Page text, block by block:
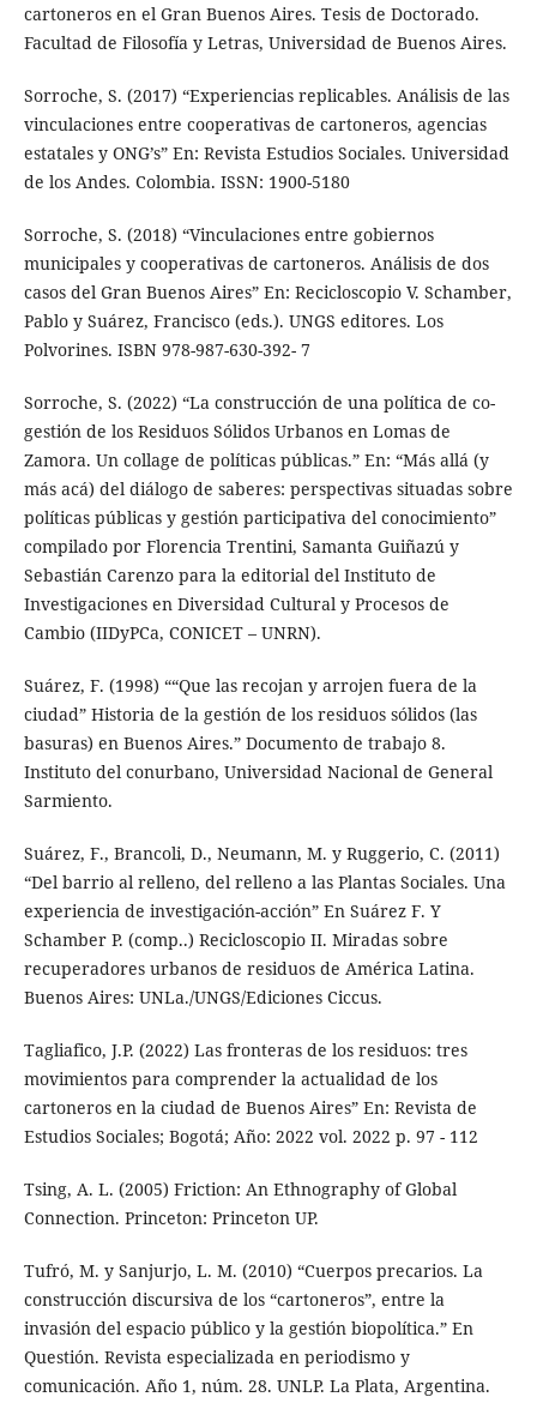
cartoneros en el Gran Buenos Aires. Tesis de Doctorado.
Facultad de Filosofía y Letras, Universidad de Buenos Aires.
Sorroche, S. (2017) “Experiencias replicables. Análisis de las
vinculaciones entre cooperativas de cartoneros, agencias
estatales y ONG’s” En: Revista Estudios Sociales. Universidad
de los Andes. Colombia. ISSN: 1900-5180
Sorroche, S. (2018) “Vinculaciones entre gobiernos
municipales y cooperativas de cartoneros. Análisis de dos
casos del Gran Buenos Aires” En: Recicloscopio V. Schamber,
Pablo y Suárez, Francisco (eds.). UNGS editores. Los
Polvorines. ISBN 978-987-630-392- 7
Sorroche, S. (2022) “La construcción de una política de co-
gestión de los Residuos Sólidos Urbanos en Lomas de
Zamora. Un collage de políticas públicas.” En: “Más allá (y
más acá) del diálogo de saberes: perspectivas situadas sobre
políticas públicas y gestión participativa del conocimiento”
compilado por Florencia Trentini, Samanta Guiñazú y
Sebastián Carenzo para la editorial del Instituto de
Investigaciones en Diversidad Cultural y Procesos de
Cambio (IIDyPCa, CONICET – UNRN).
Suárez, F. (1998) ““Que las recojan y arrojen fuera de la
ciudad” Historia de la gestión de los residuos sólidos (las
basuras) en Buenos Aires.” Documento de trabajo 8.
Instituto del conurbano, Universidad Nacional de General
Sarmiento.
Suárez, F., Brancoli, D., Neumann, M. y Ruggerio, C. (2011)
“Del barrio al relleno, del relleno a las Plantas Sociales. Una
experiencia de investigación-acción” En Suárez F. Y
Schamber P. (comp..) Recicloscopio II. Miradas sobre
recuperadores urbanos de residuos de América Latina.
Buenos Aires: UNLa./UNGS/Ediciones Ciccus.
Tagliafico, J.P. (2022) Las fronteras de los residuos: tres
movimientos para comprender la actualidad de los
cartoneros en la ciudad de Buenos Aires” En: Revista de
Estudios Sociales; Bogotá; Año: 2022 vol. 2022 p. 97 - 112
Tsing, A. L. (2005) Friction: An Ethnography of Global
Connection. Princeton: Princeton UP.
Tufró, M. y Sanjurjo, L. M. (2010) “Cuerpos precarios. La
construcción discursiva de los “cartoneros”, entre la
invasión del espacio público y la gestión biopolítica.” En
Questión. Revista especializada en periodismo y
comunicación. Año 1, núm. 28. UNLP. La Plata, Argentina.